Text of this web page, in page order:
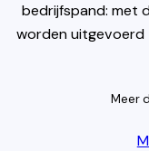
bedrijfspand: met
worden uitgevoerd
Meer